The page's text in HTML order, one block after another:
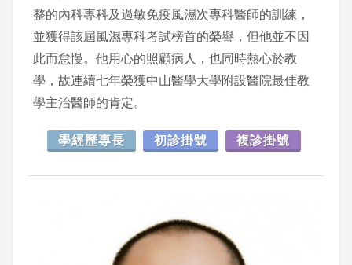
整的內科專科及過敏免疫風濕次專科醫師的訓練，
並獲得該屆風濕專科考試榜首的榮譽，但他並不因
此而怠慢。他用心的照顧病人，也同時熱心於教
學，故連續七年榮獲中山醫學大學附設醫院最佳教
學主治醫師的肯定。
學經歷專長 初診掛號 複診掛號